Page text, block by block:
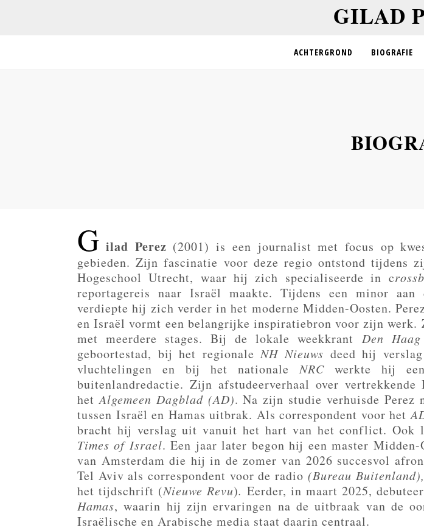
GILAD
ACHTERGROND BIOGRAFIE
G ilad Perez (2001) is een journalist met focus op
gebieden. Zijn fascinatie voor deze regio ontstond tijdens
Hogeschool Utrecht, waar hij zich specialiseerde in c
reportagereis naar Israël maakte. Tijdens een minor
verdiepte hij zich verder in het moderne Midden-Oosten.
en Israël vormt een belangrijke inspiratiebron voor zijn
met meerdere stages. Bij de lokale weekkrant Den
geboortestad, bij het regionaleNH Nieuws deed hij
vluchtelingen en bij het nationaleNRC werkte hij
buitenlandredactie. Zijn afstudeerverhaal over
hetAlgemeen Dagblad (AD). Na zijn studie verhuisde
tussen Israël en Hamas uitbrak. Als correspondent voor het
bracht hij verslag uit vanuit het hart van het conflict. Ook
Times of Israel. Een jaar later begon hij een master
van Amsterdam die hij in de zomer van 2026 succesvol
Tel Aviv als correspondent voor de radio (Bureau
het tijdschrift (Nieuwe Revu). Eerder, in maart 2025,
Hamas, waarin hij zijn ervaringen na de uitbraak van de
Israëlische en Arabische media staat daarin centraal.